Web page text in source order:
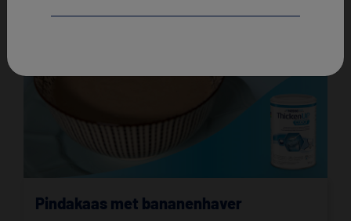
Pindakaas met bananenhaver